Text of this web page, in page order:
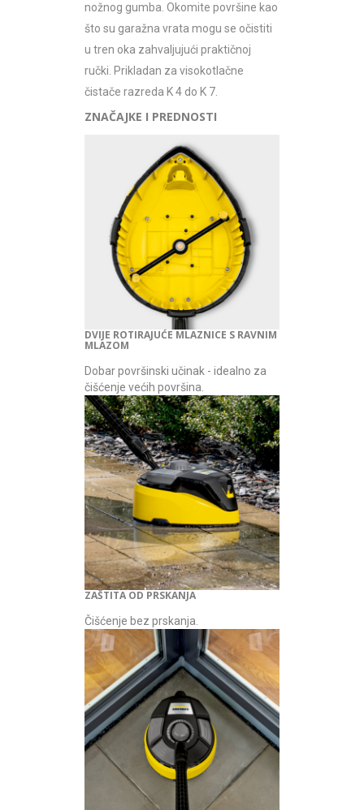
nožnog gumba. Okomite površine kao
što su garažna vrata mogu se očistiti
u tren oka zahvaljujući praktičnoj
ručki. Prikladan za visokotlačne
čistače razreda K 4 do K 7.
ZNAČAJKE I PREDNOSTI
DVIJE ROTIRAJUĆE MLAZNICE S RAVNIM
MLAZOM
Dobar površinski učinak - idealno za
čišćenje većih površina.
ZAŠTITA OD PRSKANJA
Čišćenje bez prskanja.